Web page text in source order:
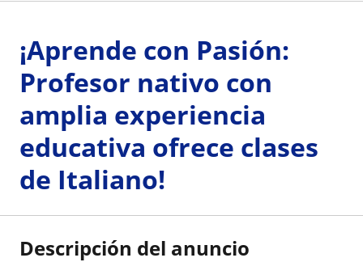
¡Aprende con Pasión:
Profesor nativo con
amplia experiencia
educativa ofrece clases
de Italiano!
Descripción del anuncio